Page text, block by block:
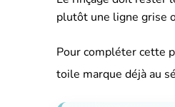
plutôt une ligne grise
Pour compléter cette
toile marque déjà au